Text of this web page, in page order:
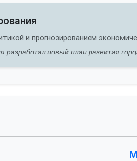
и прогнозированием
новый план развития